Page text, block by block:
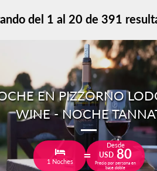
del 1 al 20 de 391
EN PIZZORNO
WINE - NOCHE
1 Noches
Desde
USD 80
Precio por persona en
base doble